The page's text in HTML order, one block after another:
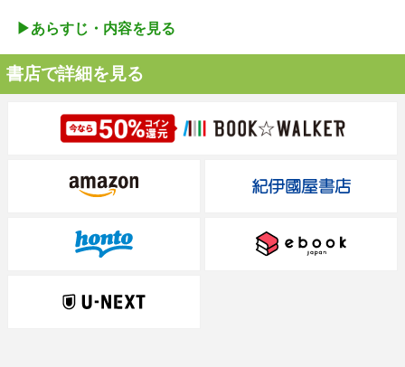
▶︎あらすじ・内容を見る
書店で詳細を見る